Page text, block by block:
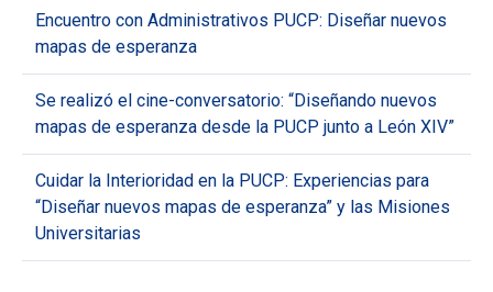
Encuentro con Administrativos PUCP: Diseñar nuevos
mapas de esperanza
Se realizó el cine-conversatorio: “Diseñando nuevos
mapas de esperanza desde la PUCP junto a León XIV”
Cuidar la Interioridad en la PUCP: Experiencias para
“Diseñar nuevos mapas de esperanza” y las Misiones
Universitarias